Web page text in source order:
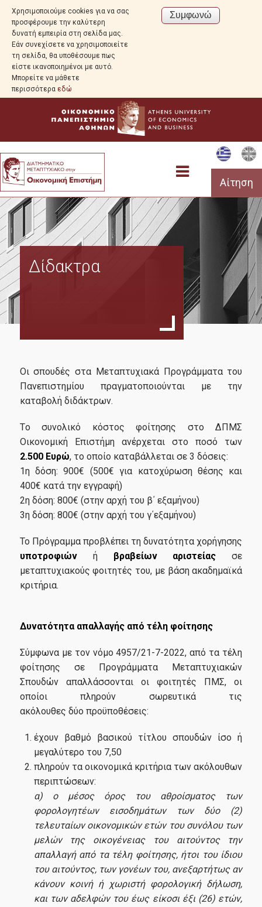
Χρησιμοποιούμε cookies για να σας
προσφέρουμε την καλύτερη
δυνατή εμπειρία στη σελίδα μας.
Εάν συνεχίσετε να χρησιμοποιείτε
τη σελίδα, θα υποθέσουμε πως
είστε ικανοποιημένοι με αυτό.
Μπορείτε να μάθετε
περισσότερα εδώ
Αίτηση
Το Πρόγραμμα
Υποτροφίες
Δίδακτρα
Ακαδημαϊκός Σύμβουλος Σπουδών
Εξωτερική Συμβουλευτική Επιτροπή
Υποψήφιοι
Σε ποιούς απευθύνεται
Διαδικασία Αιτήσεων
Έρευνα
Διδακτορικό Πρόγραμμα Τμήματος Οικονομικής
Επιστήμης
Διδακτορικό Πρόγραμμα Τμήματος Διεθνών &
Ευρωπαϊκών Οικονομικών Σπουδών
FAQ
Διασφάλιση Ποιότητας
Πολιτική ποιότητας
Δίδακτρα
Οι σπουδές στα Μεταπτυχιακά Προγράμματα του
Πανεπιστημίου πραγματοποιούνται με την
καταβολή διδάκτρων.
Tο συνολικό κόστος φοίτησης στο ΔΠΜΣ
Οικονομική Επιστήμη ανέρχεται στο ποσό των
2.500 Ευρώ, το οποίο καταβάλλεται σε 3 δόσεις:
1η δόση: 900€ (500€ για κατοχύρωση θέσης και
400€ κατά την εγγραφή)
2η δόση: 800€ (στην αρχή του β΄ εξαμήνου)
3η δόση: 800€ (στην αρχή του γ΄εξαμήνου)
Το Πρόγραμμα προβλέπει τη δυνατότητα χορήγησης
υποτροφιών ή βραβείων αριστείας σε
μεταπτυχιακούς φοιτητές του, με βάση ακαδημαϊκά
κριτήρια.
Δυνατότητα απαλλαγής από τέλη φοίτησης
Σύμφωνα με τον νόμο 4957/21-7-2022, από τα τέλη
φοίτησης σε Προγράμματα Μεταπτυχιακών
Σπουδών απαλλάσσονται οι φοιτητές ΠΜΣ, οι
οποίοι πληρούν σωρευτικά τις
ακόλουθες δύο προϋποθέσεις:
έχουν βαθμό βασικού τίτλου σπουδών ίσο ή
μεγαλύτερο του 7,50
πληρούν τα οικονομικά κριτήρια των ακόλουθων
περιπτώσεων:
α) ο μέσος όρος του αθροίσματος των
φορολογητέων εισοδημάτων των δύο (2)
τελευταίων οικονομικών ετών του συνόλου των
μελών της οικογένειας του αιτούντος την
απαλλαγή από τα τέλη φοίτησης, ήτοι του ίδιου
του αιτούντος, των γονέων του, ανεξαρτήτως αν
κάνουν κοινή ή χωριστή φορολογική δήλωση,
και των αδελφών του έως είκοσι έξι (26) ετών,